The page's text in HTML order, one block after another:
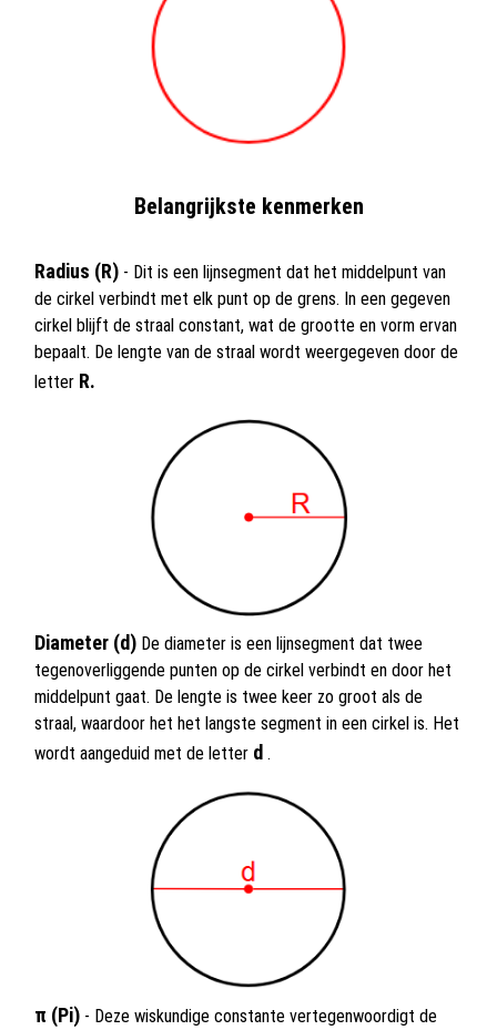
Belangrijkste kenmerken
Radius (R) - Dit is een lijnsegment dat het middelpunt van
de cirkel verbindt met elk punt op de grens. In een gegeven
cirkel blijft de straal constant, wat de grootte en vorm ervan
bepaalt. De lengte van de straal wordt weergegeven door de
letter R.
Diameter (d) De diameter is een lijnsegment dat twee
tegenoverliggende punten op de cirkel verbindt en door het
middelpunt gaat. De lengte is twee keer zo groot als de
straal, waardoor het het langste segment in een cirkel is. Het
wordt aangeduid met de letter d .
π (Pi) - Deze wiskundige constante vertegenwoordigt de